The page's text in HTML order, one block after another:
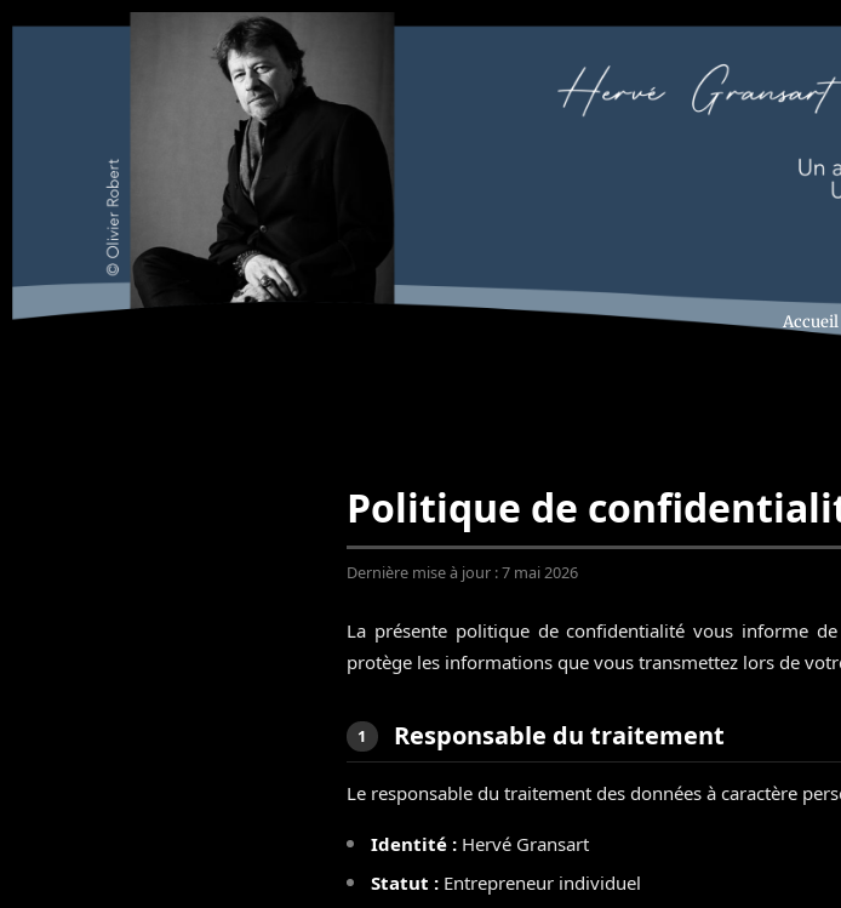
Accueil
Politique de
Dernière mise à jour : 7 mai 2026
La présente politique de confidentialité vous informe
protège les informations que vous transmettez lors de
1 Responsable du traitement
Le responsable du traitement des données à caractère
Identité : Hervé Gransart
Statut : Entrepreneur individuel